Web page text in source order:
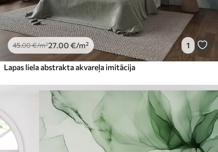
45.00€/m²27 .00 €/m² 1
Lapas liela abstrakta akvareļa imitācija